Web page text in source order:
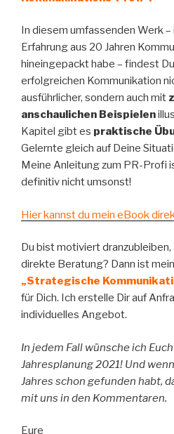
In diesem umfassenden Werk –
Erfahrung aus 20 Jahren
hineingepackt habe – findest
erfolgreichen Kommunikation
ausführlicher, sondern auch mit
anschaulichen Beispielen
Kapitel gibt es praktische
Gelernte gleich auf Deine
Meine Anleitung zum PR-Profi
definitiv nicht umsonst!
Hier kannst du mein eBook
Du bist motiviert
direkte Beratung? Dann ist mein
„Strategische
für Dich. Ich erstelle Dir auf
individuelles Angebot.
In jedem Fall wünsche ich
Jahresplanung 2021! Und
Jahres schon gefunden habt,
mit uns in den Kommentaren.
Eure